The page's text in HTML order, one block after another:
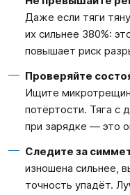
Даже если тяги
их сильнее 380%:
повышает риск
Проверяйте
Ищите
потёртости. Тяга
при зарядке — это
Следите за
изношена сильнее,
точность упадёт.